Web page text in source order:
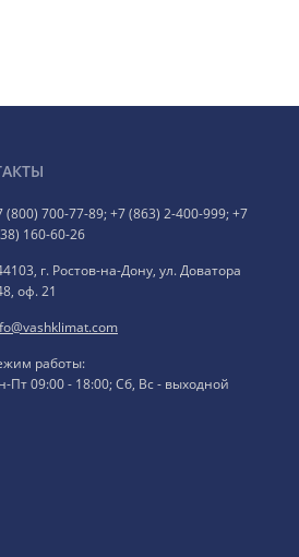
(800) 700-77-89; +7 (863) 2-400-999; +7
160-60-26
г. Ростов-на-Дону, ул. Доватора
оф. 21
работы:
Пт 09:00 - 18:00; Сб, Вс - выходной